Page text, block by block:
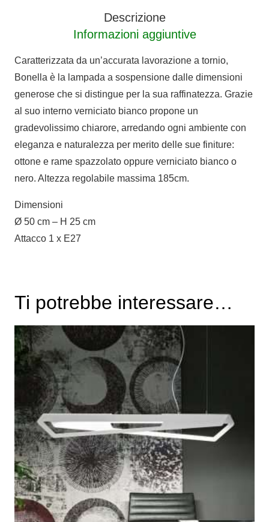
Descrizione
Informazioni aggiuntive
Caratterizzata da un’accurata lavorazione a tornio,
Bonella è la lampada a sospensione dalle dimensioni
generose che si distingue per la sua raffinatezza. Grazie
al suo interno verniciato bianco propone un
gradevolissimo chiarore, arredando ogni ambiente con
eleganza e naturalezza per merito delle sue finiture:
ottone e rame spazzolato oppure verniciato bianco o
nero. Altezza regolabile massima 185cm.
Dimensioni
Ø 50 cm – H 25 cm
Attacco 1 x E27
Ti potrebbe interessare…